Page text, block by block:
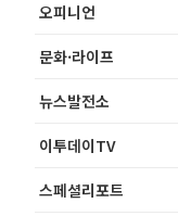
오피니언
문화·라이프
뉴스발전소
이투데이TV
스페셜리포트